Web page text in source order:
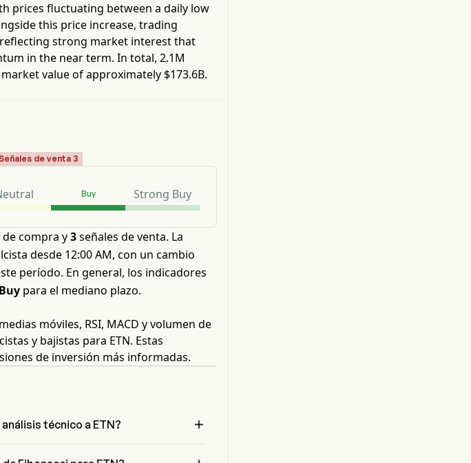
prices fluctuating between a daily low
this price increase, trading
strong market interest that
in the near term. In total, 2.1M
value of approximately $173.6B.
de venta 3
Buy Strong Buy
de compra y3señales de venta. La
desde 12:00 AM, con un cambio
período. En general, los indicadores
Buy para el mediano plazo.
móviles, RSI, MACD y volumen de
y bajistas para ETN. Estas
de inversión más informadas.
técnico a ETN? 
de compra, 0 señales neutrales y